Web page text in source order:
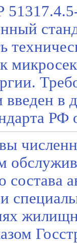
к
введен в
РФ
состава